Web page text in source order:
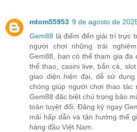
mtom55953 9 de agosto de
Gem88 là điểm đến giải trí trực
người chơi những trải
Gem88, bạn có thể tham gia
thể thao, casini live, bắn cá,
giao diện hiện đại, dễ sử
chóng giúp người chơi thao tác
Gem88 đặc biệt chú trọng bảo
toàn tuyệt đối. Đăng ký ngay
mãi hấp dẫn và tận hưởng thế
hàng đầu Việt Nam.